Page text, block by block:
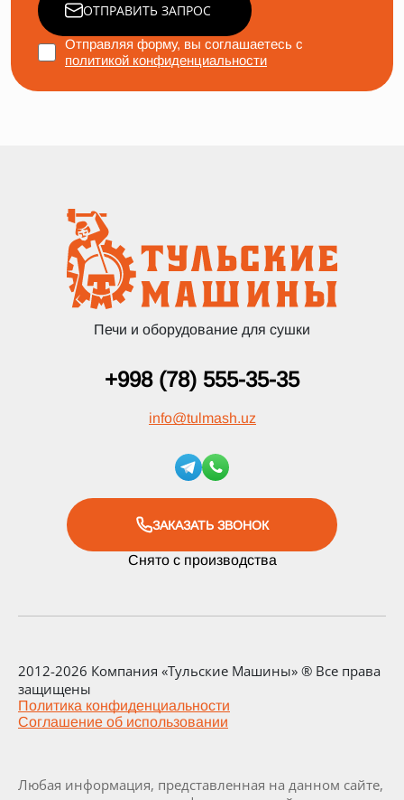
ОТПРАВИТЬ ЗАПРОС
Отправляя форму, вы соглашаетесь с
политикой конфиденциальности
Печи и оборудование для сушки
+998 (78) 555-35-35
info@tulmash.uz
ЗАКАЗАТЬ ЗВОНОК
Снято с производства
2012-2026 Компания «Тульские Машины» ® Все права
защищены
Политика конфиденциальности
Соглашение об использовании
Любая информация, представленная на данном сайте,